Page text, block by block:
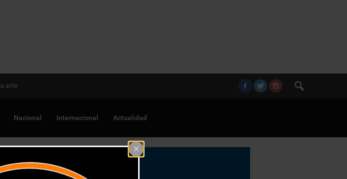
Nacional Internacional Actualidad